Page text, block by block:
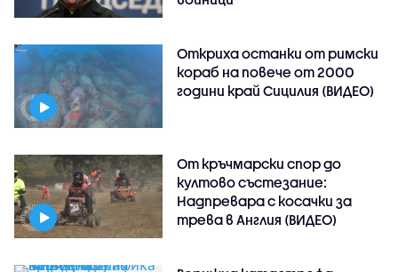
Откриха останки от римски
кораб на повече от 2000
години край Сицилия (ВИДЕО)
От кръчмарски спор до
култово състезание:
Надпревара с косачки за
трева в Англия (ВИДЕО)